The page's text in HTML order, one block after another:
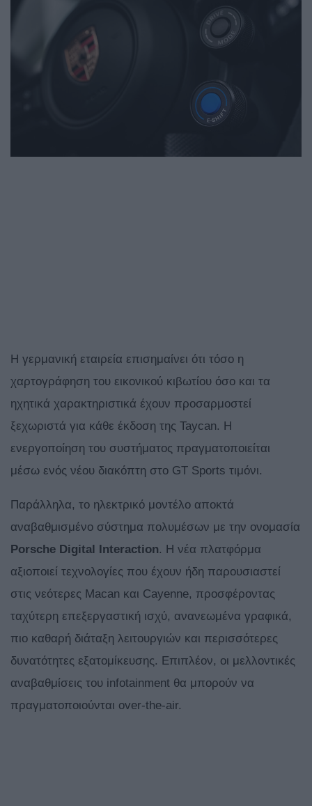
Η γερμανική εταιρεία επισημαίνει ότι τόσο η
χαρτογράφηση του εικονικού κιβωτίου όσο και τα
ηχητικά χαρακτηριστικά έχουν προσαρμοστεί
ξεχωριστά για κάθε έκδοση της Taycan. Η
ενεργοποίηση του συστήματος πραγματοποιείται
μέσω ενός νέου διακόπτη στο GT Sports τιμόνι.
Παράλληλα, το ηλεκτρικό μοντέλο αποκτά
αναβαθμισμένο σύστημα πολυμέσων με την ονομασία
Porsche Digital Interaction. Η νέα πλατφόρμα
αξιοποιεί τεχνολογίες που έχουν ήδη παρουσιαστεί
στις νεότερες Macan και Cayenne, προσφέροντας
ταχύτερη επεξεργαστική ισχύ, ανανεωμένα γραφικά,
πιο καθαρή διάταξη λειτουργιών και περισσότερες
δυνατότητες εξατομίκευσης. Επιπλέον, οι μελλοντικές
αναβαθμίσεις του infotainment θα μπορούν να
πραγματοποιούνται over-the-air.